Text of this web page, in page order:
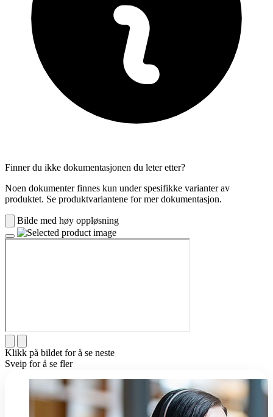
Finner du ikke dokumentasjonen du leter etter?
Noen dokumenter finnes kun under spesifikke varianter av
produktet. Se produktvariantene for mer dokumentasjon.
Bilde med høy oppløsning
Klikk på bildet for å se neste
Sveip for å se fler